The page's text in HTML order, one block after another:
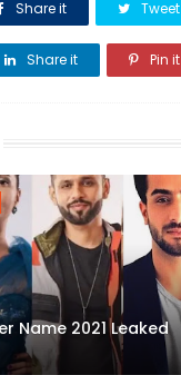
Share it Tweet
Share it Pin it
Name 2021 Leaked